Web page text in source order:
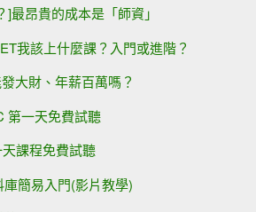
最昂貴的成本是「師資」
我該上什麼課？入門或進階？
大財、年薪百萬嗎？
第一天免費試聽
課程免費試聽
簡易入門(影片教學)